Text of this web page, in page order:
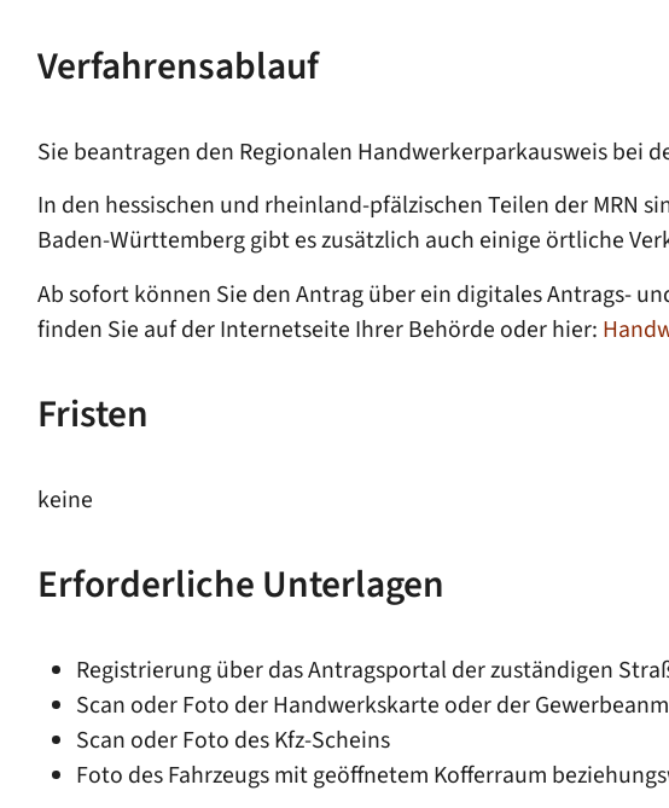
Verfahrensablauf
Sie beantragen den Regionalen Handwerkerparkausweis bei
In den hessischen und rheinland-pfälzischen Teilen der MRN
Baden-Württemberg gibt es zusätzlich auch einige örtliche
Ab sofort können Sie den Antrag über ein digitales Antrags-
finden Sie auf der Internetseite Ihrer Behörde oder hier:
Fristen
keine
Erforderliche Unterlagen
Registrierung über das Antragsportal der zuständigen
Scan oder Foto der Handwerkskarte oder der
Scan oder Foto des Kfz-Scheins
Foto des Fahrzeugs mit geöffnetem Kofferraum